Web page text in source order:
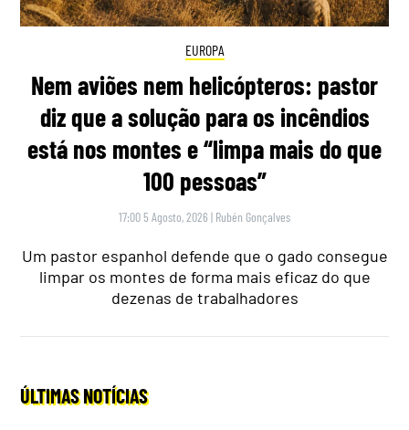
EUROPA
Nem aviões nem helicópteros: pastor
diz que a solução para os incêndios
está nos montes e “limpa mais do que
100 pessoas”
17:00 5 Agosto, 2026 | Rubén Gonçalves
Um pastor espanhol defende que o gado consegue
limpar os montes de forma mais eficaz do que
dezenas de trabalhadores
ÚLTIMAS NOTÍCIAS